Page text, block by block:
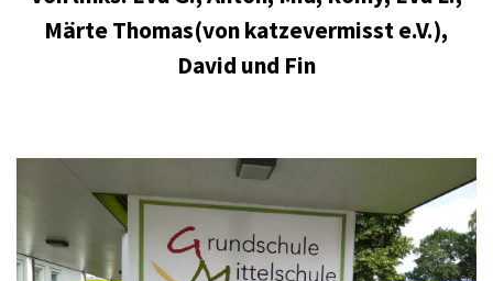
Märte Thomas(von katzevermisst e.V.),
David und Fin